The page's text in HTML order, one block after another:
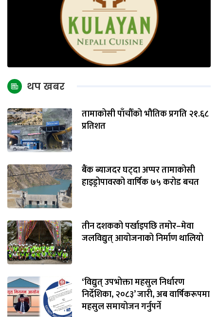
थप खबर
तामाकोसी पाँचौँको भौतिक प्रगति २१.६८
प्रतिशत
बैंक ब्याजदर घट्दा अप्पर तामाकोसी
हाइड्रोपावरको वार्षिक ७५ करोड बचत
तीन दशकको पर्खाइपछि तमोर–मेवा
जलविद्युत् आयोजनाको निर्माण थालियो
‘विद्युत् उपभोक्ता महसुल निर्धारण
निर्देशिका, २०८३’ जारी, अब वार्षिकरूपमा
महसुल समायोजन गर्नुपर्ने